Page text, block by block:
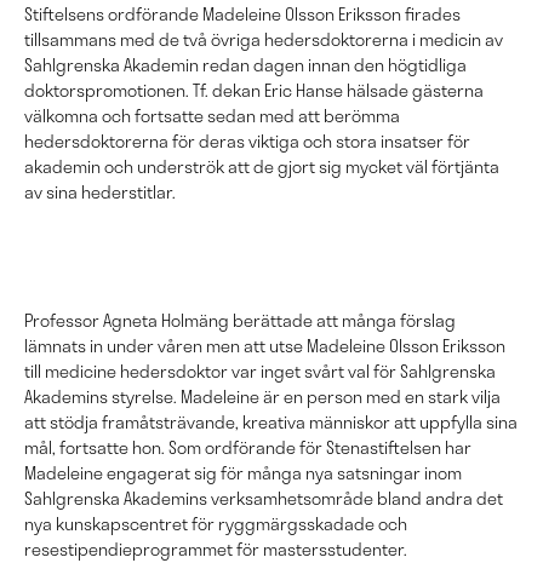
Stiftelsens ordförande Madeleine Olsson Eriksson firades
tillsammans med de två övriga hedersdoktorerna i medicin av
Sahlgrenska Akademin redan dagen innan den högtidliga
doktorspromotionen. Tf. dekan Eric Hanse hälsade gästerna
välkomna och fortsatte sedan med att berömma
hedersdoktorerna för deras viktiga och stora insatser för
akademin och underströk att de gjort sig mycket väl förtjänta
av sina hederstitlar.
Professor Agneta Holmäng berättade att många förslag
lämnats in under våren men att utse Madeleine Olsson Eriksson
till medicine hedersdoktor var inget svårt val för Sahlgrenska
Akademins styrelse. Madeleine är en person med en stark vilja
att stödja framåtsträvande, kreativa människor att uppfylla sina
mål, fortsatte hon. Som ordförande för Stenastiftelsen har
Madeleine engagerat sig för många nya satsningar inom
Sahlgrenska Akademins verksamhetsområde bland andra det
nya kunskapscentret för ryggmärgsskadade och
resestipendieprogrammet för mastersstudenter.